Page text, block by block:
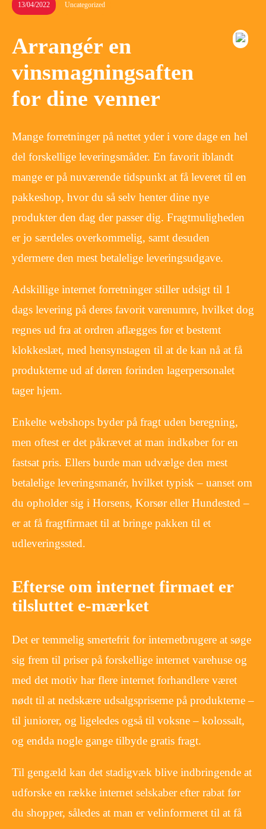
13/04/2022 Uncategorized
Arrangér en
vinsmagningsaften
for dine venner
Mange forretninger på nettet yder i vore dage en hel
del forskellige leveringsmåder. En favorit iblandt
mange er på nuværende tidspunkt at få leveret til en
pakkeshop, hvor du så selv henter dine nye
produkter den dag der passer dig. Fragtmuligheden
er jo særdeles overkommelig, samt desuden
ydermere den mest betalelige leveringsudgave.
Adskillige internet forretninger stiller udsigt til 1
dags levering på deres favorit varenumre, hvilket dog
regnes ud fra at ordren aflægges før et bestemt
klokkeslæt, med hensynstagen til at de kan nå at få
produkterne ud af døren forinden lagerpersonalet
tager hjem.
Enkelte webshops byder på fragt uden beregning,
men oftest er det påkrævet at man indkøber for en
fastsat pris. Ellers burde man udvælge den mest
betalelige leveringsmanér, hvilket typisk – uanset om
du opholder sig i Horsens, Korsør eller Hundested –
er at få fragtfirmaet til at bringe pakken til et
udleveringssted.
Efterse om internet firmaet er
tilsluttet e-mærket
Det er temmelig smertefrit for internetbrugere at søge
sig frem til priser på forskellige internet varehuse og
med det motiv har flere internet forhandlere været
nødt til at nedskære udsalgspriserne på produkterne –
til juniorer, og ligeledes også til voksne – kolossalt,
og endda nogle gange tilbyde gratis fragt.
Til gengæld kan det stadigvæk blive indbringende at
udforske en række internet selskaber efter rabat før
du shopper, således at man er velinformeret til at få